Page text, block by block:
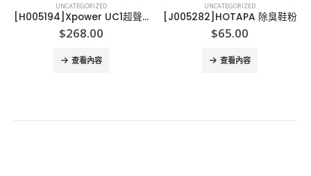
UNCATEGORIZED
[H005194]Xpower UC1超聲波清洗機
$268.00
查看內容
UNCATEGORIZED
[J005282]HOTAPA 除臭鞋粉
$65.00
查看內容